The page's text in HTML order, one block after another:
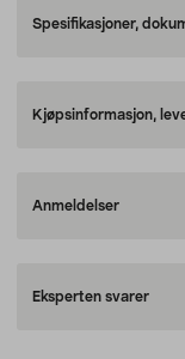
Spesifikasjoner,
Kjøpsinformasjon,
Anmeldelser
Eksperten svarer